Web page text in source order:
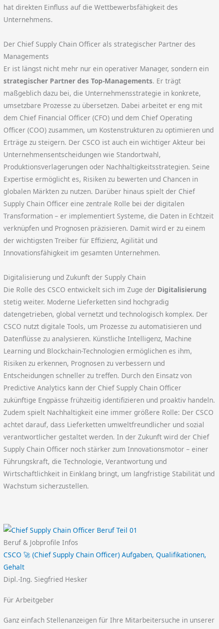
hat direkten Einfluss auf die Wettbewerbsfähigkeit des
Unternehmens.
Der Chief Supply Chain Officer als strategischer Partner des
Managements
Er ist längst nicht mehr nur ein operativer Manager, sondern ein
strategischer Partner des Top-Managements. Er trägt
maßgeblich dazu bei, die Unternehmensstrategie in konkrete,
umsetzbare Prozesse zu übersetzen. Dabei arbeitet er eng mit
dem Chief Financial Officer (CFO) und dem Chief Operating
Officer (COO) zusammen, um Kostenstrukturen zu optimieren und
Erträge zu steigern. Der CSCO ist auch ein wichtiger Akteur bei
Unternehmensentscheidungen wie Standortwahl,
Produktionsverlagerungen oder Nachhaltigkeitsstrategien. Seine
Expertise ermöglicht es, Risiken zu bewerten und Chancen in
globalen Märkten zu nutzen. Darüber hinaus spielt der Chief
Supply Chain Officer eine zentrale Rolle bei der digitalen
Transformation – er implementiert Systeme, die Daten in Echtzeit
verknüpfen und Prognosen präzisieren. Damit wird er zu einem
der wichtigsten Treiber für Effizienz, Agilität und
Innovationsfähigkeit im gesamten Unternehmen.
Digitalisierung und Zukunft der Supply Chain
Die Rolle des CSCO entwickelt sich im Zuge der Digitalisierung
stetig weiter. Moderne Lieferketten sind hochgradig
datengetrieben, global vernetzt und technologisch komplex. Der
CSCO nutzt digitale Tools, um Prozesse zu automatisieren und
Datenflüsse zu analysieren. Künstliche Intelligenz, Machine
Learning und Blockchain-Technologien ermöglichen es ihm,
Risiken zu erkennen, Prognosen zu verbessern und
Entscheidungen schneller zu treffen. Durch den Einsatz von
Predictive Analytics kann der Chief Supply Chain Officer
zukünftige Engpässe frühzeitig identifizieren und proaktiv handeln.
Zudem spielt Nachhaltigkeit eine immer größere Rolle: Der CSCO
achtet darauf, dass Lieferketten umweltfreundlicher und sozial
verantwortlicher gestaltet werden. In der Zukunft wird der Chief
Supply Chain Officer noch stärker zum Innovationsmotor – einer
Führungskraft, die Technologie, Verantwortung und
Wirtschaftlichkeit in Einklang bringt, um langfristige Stabilität und
Wachstum sicherzustellen.
Beruf & Jobprofile Infos
CSCO 🚀 (Chief Supply Chain Officer) Aufgaben, Qualifikationen,
Gehalt
Dipl.-Ing. Siegfried Hesker
Für Arbeitgeber
Ganz einfach Stellenanzeigen für Ihre Mitarbeitersuche in unserer